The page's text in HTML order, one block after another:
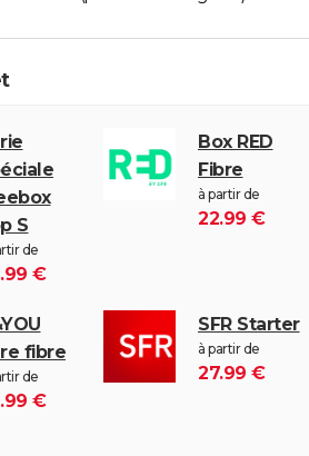
S
de
€
Box RED
Fibre
à partir de
22.99 €
fibre
de
€
SFR Starter
à partir de
27.99 €